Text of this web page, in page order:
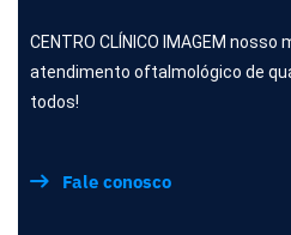
CENTRO CLÍNICO IMAGEM
atendimento oftalmológico de
todos!
Fale conosco